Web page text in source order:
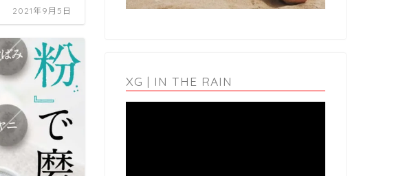
2021年9月5日
XG | IN THE RAIN